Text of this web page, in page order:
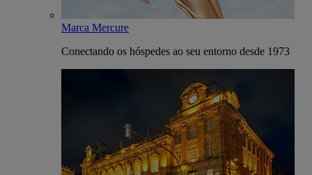
Marca Mercure
Conectando os hóspedes ao seu entorno desde 1973